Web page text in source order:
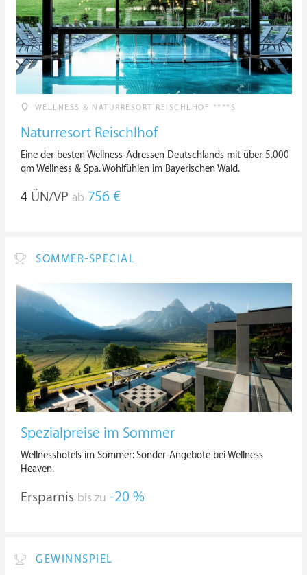
WELLNESS & NATURRESORT REISCHLHOF ****S
Naturresort Reischlhof
Eine der besten Wellness-Adressen Deutschlands mit über 5.000
qm Wellness & Spa. Wohlfühlen im Bayerischen Wald.
4 ÜN/VP ab 756 €
SOMMER-SPECIAL
Spezialpreise im Sommer
Wellnesshotels im Sommer: Sonder-Angebote bei Wellness
Heaven.
Ersparnis bis zu -20 %
GEWINNSPIEL